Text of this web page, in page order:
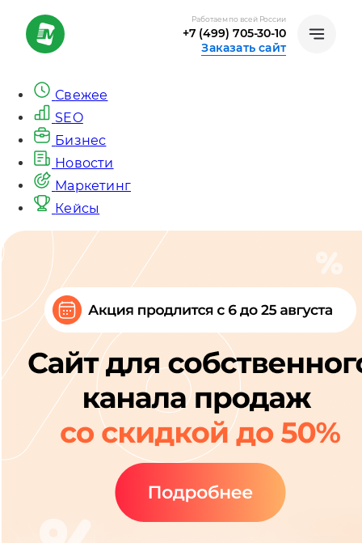
Работаем по всей России
+7 (499) 705-30-10
Заказать сайт
Свежее
SEO
Бизнес
Новости
Маркетинг
Кейсы